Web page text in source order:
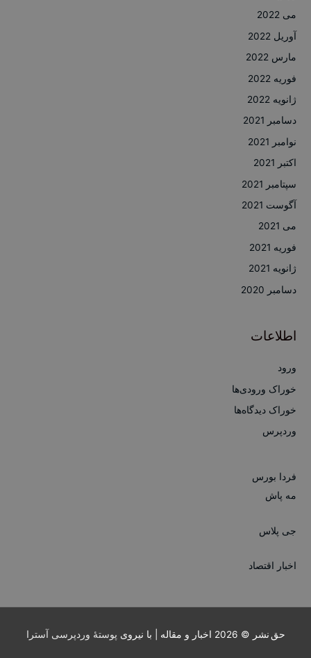
می 2022
آوریل 2022
مارس 2022
فوریه 2022
ژانویه 2022
دسامبر 2021
نوامبر 2021
اکتبر 2021
سپتامبر 2021
آگوست 2021
می 2021
فوریه 2021
ژانویه 2021
دسامبر 2020
اطلاعات
ورود
خوراک ورودی‌ها
خوراک دیدگاه‌ها
وردپرس
فردا بورس
مه پاش
جی پلاس
اخبار اقتصاد
حق نشر © 2026 اخبار و مقاله | با نیروی پوستهٔ وردپرسی آسترا